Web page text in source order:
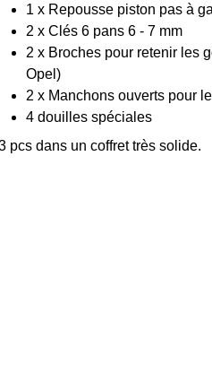
1 x Repousse piston pas à
2 x Clés 6 pans 6 - 7 mm
2 x Broches pour retenir les
Opel)
2 x Manchons ouverts pour
4 douilles spéciales
pcs dans un coffret très solide.